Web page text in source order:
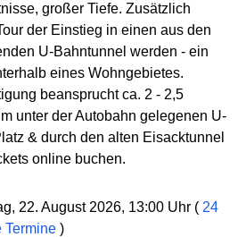
großer Tiefe. Zusätzlich
der Einstieg in einen aus den
U-Bahntunnel werden - ein
eines Wohngebietes.
beansprucht ca. 2 - 2,5
unter der Autobahn gelegenen U-
& durch den alten Eisacktunnel
online buchen.
22. August 2026, 13:00 Uhr ( 24
Termine )